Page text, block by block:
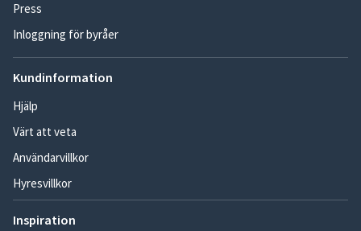
Press
Inloggning för byråer
Kundinformation
Hjälp
Värt att veta
Användarvillkor
Hyresvillkor
Inspiration